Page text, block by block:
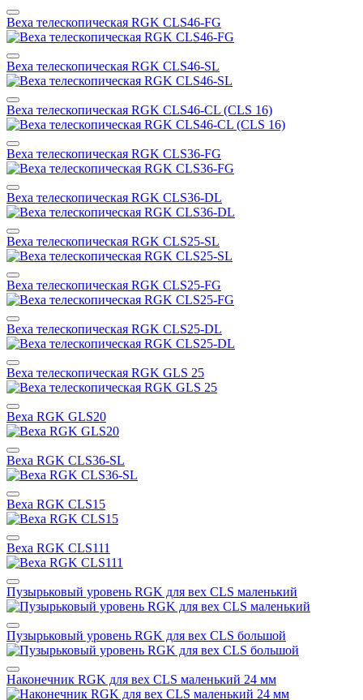
Веха телескопическая RGK CLS46-FG
Веха телескопическая RGK CLS46-SL
Веха телескопическая RGK CLS46-CL (CLS 16)
Веха телескопическая RGK CLS36-FG
Веха телескопическая RGK CLS36-DL
Веха телескопическая RGK CLS25-SL
Веха телескопическая RGK CLS25-FG
Веха телескопическая RGK CLS25-DL
Веха телескопическая RGK GLS 25
Веха RGK GLS20
Веха RGK CLS36-SL
Веха RGK CLS15
Веха RGK CLS111
Пузырьковый уровень RGK для вех CLS маленький
Пузырьковый уровень RGK для вех CLS большой
Наконечник RGK для вех CLS маленький 24 мм